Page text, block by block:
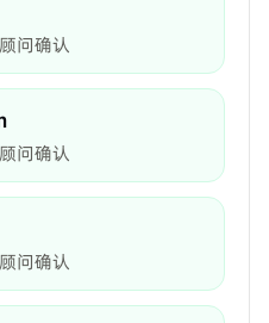
问确认
问确认
问确认